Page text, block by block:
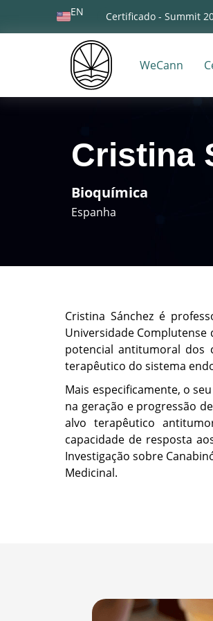
EN Certificado - Summit
WeCann
Cristina
Bioquímica
Espanha
Cristina Sánchez é
Universidade
potencial antitumoral dos
terapêutico do sistema
Mais especificamente, o
na geração e progressão
alvo terapêutico
capacidade de resposta
Investigação sobre
Medicinal.